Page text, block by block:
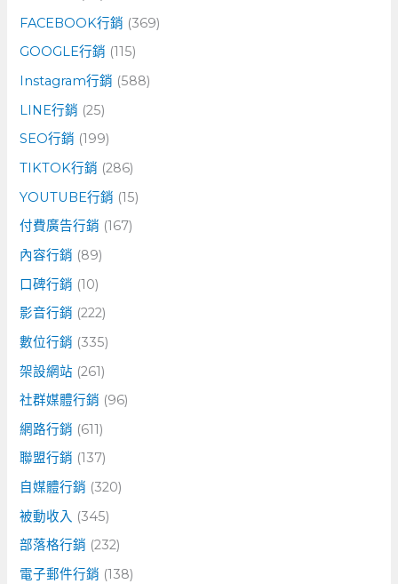
FACEBOOK行銷 (369)
GOOGLE行銷 (115)
Instagram行銷 (588)
LINE行銷 (25)
SEO行銷 (199)
TIKTOK行銷 (286)
YOUTUBE行銷 (15)
付費廣告行銷 (167)
內容行銷 (89)
口碑行銷 (10)
影音行銷 (222)
數位行銷 (335)
架設網站 (261)
社群媒體行銷 (96)
網路行銷 (611)
聯盟行銷 (137)
自媒體行銷 (320)
被動收入 (345)
部落格行銷 (232)
電子郵件行銷 (138)